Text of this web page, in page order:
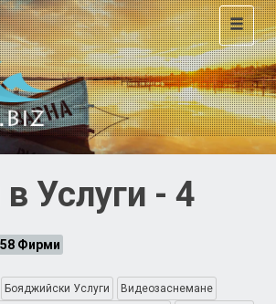
Toggle
Услуги - 4
Фирми
Бояджийски Услуги
Видеозаснемане